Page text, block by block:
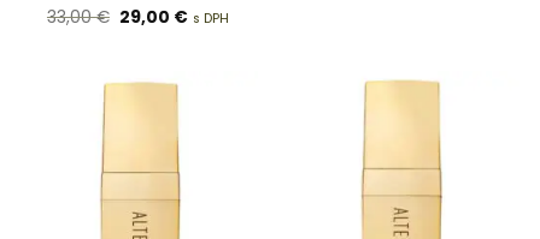
Hodnotenie
33,00€ Pôvodná
cena
29,00 €Aktuálna
s DPH